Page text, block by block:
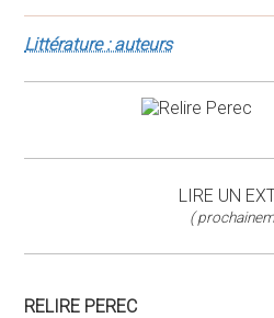
Littérature : auteurs
LIRE UN
(
RELIRE PEREC